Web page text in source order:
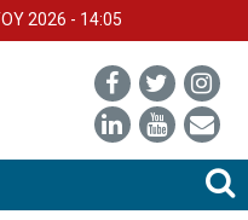
2026 - 14:05